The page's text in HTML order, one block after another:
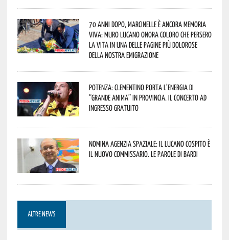
70 anni dopo, Marcinelle è ancora memoria
viva: Muro Lucano onora coloro che persero
la vita in una delle pagine più dolorose
della nostra emigrazione
Potenza: Clementino porta l’energia di
“Grande Anima” in provincia. Il concerto ad
ingresso gratuito
Nomina Agenzia Spaziale: il lucano Cospito è
il nuovo commissario. Le parole di Bardi
ALTRE NEWS